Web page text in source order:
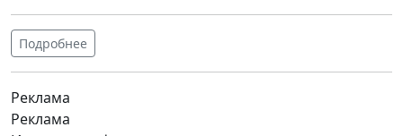
Подробнее
Реклама
Реклама